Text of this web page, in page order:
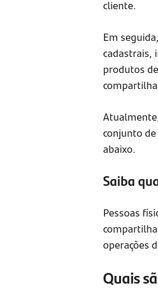
cliente.
Em
cadastrais,
produtos
conjunto
abaixo.
Saiba
Pessoas
operações
Quais